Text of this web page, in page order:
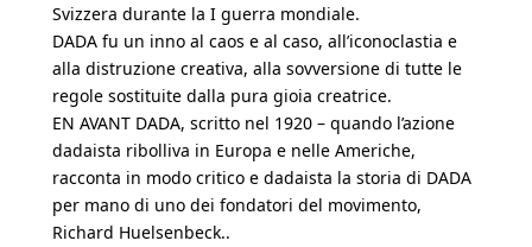
Svizzera durante la I guerra mondiale.
DADA fu un inno al caos e al caso, all’iconoclastia e
alla distruzione creativa, alla sovversione di tutte le
regole sostituite dalla pura gioia creatrice.
EN AVANT DADA, scritto nel 1920 – quando l’azione
dadaista ribolliva in Europa e nelle Americhe,
racconta in modo critico e dadaista la storia di DADA
per mano di uno dei fondatori del movimento,
Richard Huelsenbeck..